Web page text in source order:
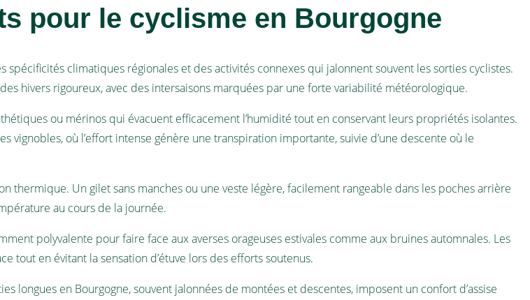
pour le cyclisme en Bourgogne
spécificités climatiques régionales et des activités connexes qui jalonnent souvent les sorties cyclistes.
hivers rigoureux, avec des intersaisons marquées par une forte variabilité météorologique.
ou mérinos qui évacuent efficacement l’humidité tout en conservant leurs propriétés isolantes.
où l’effort intense génère une transpiration importante, suivie d’une descente où le
thermique. Un gilet sans manches ou une veste légère, facilement rangeable dans les poches arrière
au cours de la journée.
polyvalente pour faire face aux averses orageuses estivales comme aux bruines automnales. Les
tout en évitant la sensation d’étuve lors des efforts soutenus.
longues en Bourgogne, souvent jalonnées de montées et descentes, imposent un confort d’assise